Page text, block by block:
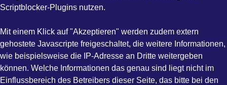
Scriptblocker-Plugins nutzen.
Mit einem Klick auf "Akzeptieren" werden zudem extern
gehostete Javascripte freigeschaltet, die weitere Informationen,
wie beispielsweise die IP-Adresse an Dritte weitergeben
können. Welche Informationen das genau sind liegt nicht im
Einflussbereich des Betreibers dieser Seite, das bitte bei den